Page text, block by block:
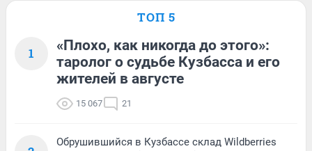
ТОП 5
1
«Плохо, как никогда до этого»:
таролог о судьбе Кузбасса и его
жителей в августе
15 067 21
Обрушившийся в Кузбассе склад Wildberries